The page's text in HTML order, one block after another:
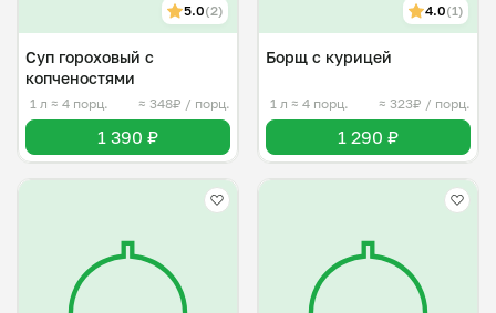
5.0(2)
Суп гороховый с
копченостями
1 л ≈ 4 порц. ≈ 348₽ / порц.
1 390 ₽
4.0(1)
Борщ с курицей
1 л ≈ 4 порц. ≈ 323₽ / порц.
1 290 ₽